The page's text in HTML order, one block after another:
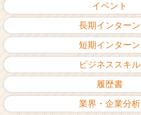
イベント
長期インターン
短期インターン
ビジネススキル
履歴書
業界・企業分析